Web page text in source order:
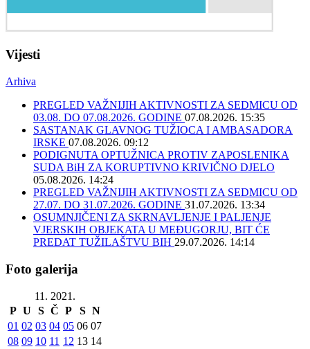
Vijesti
Arhiva
PREGLED VAŽNIJIH AKTIVNOSTI ZA SEDMICU OD
03.08. DO 07.08.2026. GODINE 07.08.2026. 15:35
SASTANAK GLAVNOG TUŽIOCA I AMBASADORA
IRSKE 07.08.2026. 09:12
PODIGNUTA OPTUŽNICA PROTIV ZAPOSLENIKA
SUDA BiH ZA KORUPTIVNO KRIVIČNO DJELO
05.08.2026. 14:24
PREGLED VAŽNIJIH AKTIVNOSTI ZA SEDMICU OD
27.07. DO 31.07.2026. GODINE 31.07.2026. 13:34
OSUMNJIČENI ZA SKRNAVLJENJE I PALJENJE
VJERSKIH OBJEKATA U MEĐUGORJU, BIT ĆE
PREDAT TUŽILAŠTVU BIH 29.07.2026. 14:14
Foto galerija
11. 2021.
P U S Č P S N
01 02 03 04 05 06 07
08 09 10 11 12 13 14